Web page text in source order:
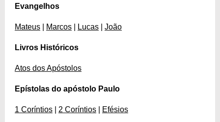
Evangelhos
Mateus Marcos Lucas João
Livros Históricos
Atos dos Apóstolos
Epístolas do apóstolo Paulo
1 Coríntios 2 Coríntios Efésios